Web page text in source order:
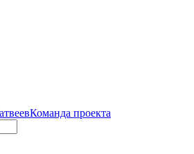
Команда проекта